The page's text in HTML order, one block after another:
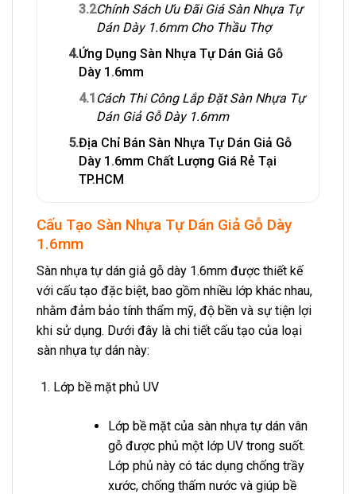
3.2Chính Sách Ưu Đãi Giá Sàn Nhựa Tự
Dán Dày 1.6mm Cho Thầu Thợ
4.Ứng Dụng Sàn Nhựa Tự Dán Giả Gỗ
Dày 1.6mm
4.1 Cách Thi Công Lắp Đặt Sàn Nhựa Tự
Dán Giả Gỗ Dày 1.6mm
5.Địa Chỉ Bán Sàn Nhựa Tự Dán Giả Gỗ
Dày 1.6mm Chất Lượng Giá Rẻ Tại
TP.HCM
Cấu Tạo Sàn Nhựa Tự Dán Giả Gỗ Dày
1.6mm
Sàn nhựa tự dán giả gỗ dày 1.6mm được thiết kế
với cấu tạo đặc biệt, bao gồm nhiều lớp khác nhau,
nhằm đảm bảo tính thẩm mỹ, độ bền và sự tiện lợi
khi sử dụng. Dưới đây là chi tiết cấu tạo của loại
sàn nhựa tự dán này:
Lớp bề mặt phủ UV
Lớp bề mặt của sàn nhựa tự dán vân
gỗ được phủ một lớp UV trong suốt.
Lớp phủ này có tác dụng chống trầy
xước, chống thấm nước và giúp bề